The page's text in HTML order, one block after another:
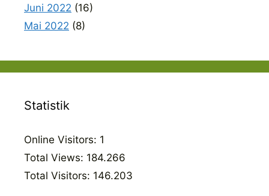
Juni 2022 (16)
Mai 2022 (8)
Statistik
Online Visitors: 1
Total Views: 184.266
Total Visitors: 146.203